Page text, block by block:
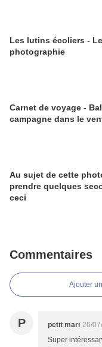
Les lutins écoliers -
photographie
Carnet de voyage -
campagne dans le
Au sujet de cette
prendre quelques
ceci
Commentaires
Ajouter
P petit mari 26/
Super